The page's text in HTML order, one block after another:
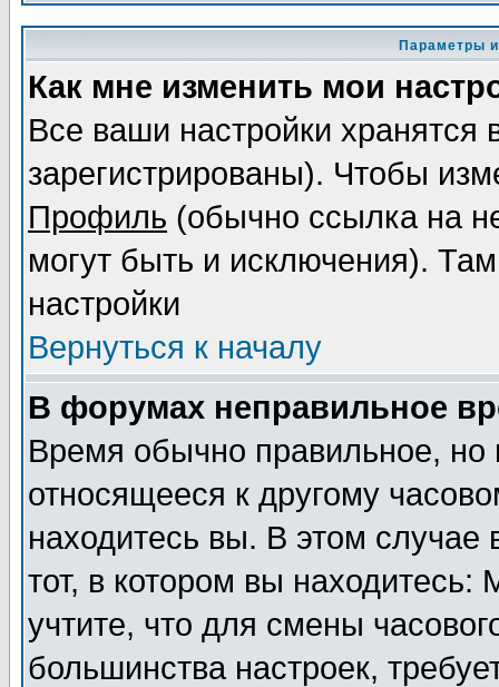
Параметры
Как мне изменить мои
Все ваши настройки
зарегистрированы). Чтобы
Профиль (обычно ссылка на
могут быть и исключения).
настройки
Вернуться к началу
В форумах неправильное
Время обычно правильное,
относящееся к другому
находитесь вы. В этом
тот, в котором вы
учтите, что для смены
большинства настроек,